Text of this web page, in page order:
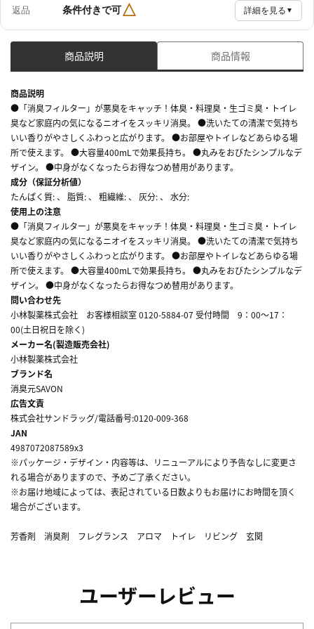
返品 条件付きで可△ 詳細を見る ▼
商品説明 商品情報
商品説明
●「消臭フィルター」が悪臭をキャッチ！体臭・料理臭・生ゴミ臭・トイレ
臭など家庭内の気になるニオイをスッキリ消臭。 ●洗いたての清潔で気持ち
いい香りがやさしくふわっと広がります。 ●お部屋やトイレなどあらゆる場
所で使えます。 ●大容量400mLで効果長持ち。 ●丸みをおびたシンプルなデ
ザイン。 ●中身がなくなったらお得なつめ替用があります。
成分（保証分析値）
たんぱく質: 、 脂質: 、 粗繊維: 、 灰分: 、 水分:
使用上の注意
●「消臭フィルター」が悪臭をキャッチ！体臭・料理臭・生ゴミ臭・トイレ
臭など家庭内の気になるニオイをスッキリ消臭。 ●洗いたての清潔で気持ち
いい香りがやさしくふわっと広がります。 ●お部屋やトイレなどあらゆる場
所で使えます。 ●大容量400mLで効果長持ち。 ●丸みをおびたシンプルなデ
ザイン。 ●中身がなくなったらお得なつめ替用があります。
問い合わせ先
小林製薬株式会社 お客様相談室 0120-5884-07 受付時間 9：00～17：
00(土日祝日を除く)
メーカー名(製造販売会社)
小林製薬株式会社
ブランド名
消臭元SAVON
広告文責
株式会社サンドラッグ/電話番号:0120-009-368
JAN
4987072087589x3
※パッケージ・デザイン・内容等は、リニューアルにより予告なしに変更さ
れる場合がありますので、予めご了承ください。
※お届け地域によっては、表記されている日数よりもお届けにお時間を頂く
場合がございます。
芳香剤 消臭剤 フレグランス アロマ トイレ リビング 玄関
ユーザーレビュー